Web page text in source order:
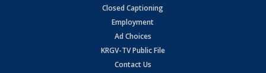
Closed Captioning
Employment
Ad Choices
KRGV-TV Public File
Contact Us